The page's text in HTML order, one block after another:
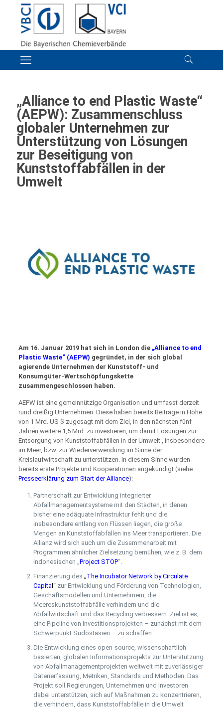
„Alliance to end Plastic Waste“
(AEPW): Zusammenschluss
globaler Unternehmen zur
Unterstützung von Lösungen
zur Beseitigung von
Kunststoffabfällen in der
Umwelt
Am 16. Januar 2019 hat sich in London die „Alliance to end
Plastic Waste“ (AEPW) gegründet, in der sich global
agierende Unternehmen der Kunststoff- und
Konsumgüter-Wertschöpfungskette
zusammengeschlossen haben.
AEPW ist eine gemeinnützige Organisation und umfasst derzeit
rund dreißig Unternehmen. Diese haben bereits Beiträge in Höhe
von 1 Mrd. US $ zugesagt mit dem Ziel, in den nächsten fünf
Jahren weitere 1,5 Mrd. zu investieren, um damit Lösungen zur
Entsorgung von Kunststoffabfällen in der Umwelt , insbesondere
im Meer, bzw. zur Wiederverwendung im Sinne der
Kreislaufwirtschaft zu unterstützen. In diesem Sinne wurden
bereits erste Projekte und Kooperationen angekündigt (siehe
Presseerklärung zum Start der Alliance):
Partnerschaft zur Entwicklung integrierter
Abfallmanagementsysteme mit den Städten, in denen
bisher eine adäquate Infrastruktur fehlt und die
insbesondere entlang von Flüssen liegen, die große
Mengen an Kunststoffabfällen ins Meer transportieren. Die
Allianz wird sich auch um die Zusammenarbeit mit
Programmen ähnlicher Zielsetzung bemühen, wie z. B. dem
indonesischen „Project STOP“.
Finanzierung des „The Incubator Network by Circulate
Capital “zur Entwicklung und Förderung von Technologien,
Geschäftsmodellen und Unternehmern, die
Meereskunststoffabfälle verhindern und die
Abfallwirtschaft und das Recycling verbessern. Ziel ist es,
eine Pipeline von Investitionsprojekten – zunächst mit dem
Schwerpunkt Südostasien – zu schaffen.
Die Entwicklung eines open-source, wissenschaftlich
basierten, globalen Informationsprojekts zur Unterstützung
von Abfallmanagementprojekten weltweit mit zuverlässiger
Datenerfassung, Metriken, Standards und Methoden. Das
Projekt soll Regierungen, Unternehmen und Investoren
dabei unterstützen, sich auf Maßnahmen zu konzentrieren,
die verhindern, dass Kunststoffabfälle in die Umwelt